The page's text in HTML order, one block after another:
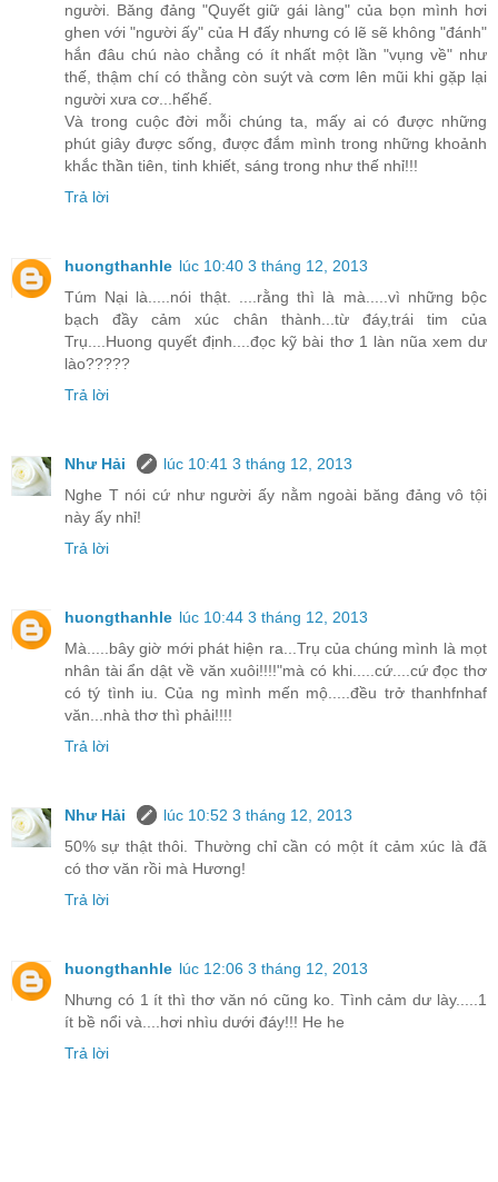
người. Băng đảng "Quyết giữ gái làng" của bọn mình hơi
ghen với "người ấy" của H đấy nhưng có lẽ sẽ không "đánh"
hắn đâu chú nào chẳng có ít nhất một lần "vụng về" như
thế, thậm chí có thằng còn suýt và cơm lên mũi khi gặp lại
người xưa cơ...hếhế.
Và trong cuộc đời mỗi chúng ta, mấy ai có được những
phút giây được sống, được đắm mình trong những khoảnh
khắc thần tiên, tinh khiết, sáng trong như thế nhỉ!!!
Trả lời
huongthanhle lúc 10:40 3 tháng 12, 2013
Túm Nại là.....nói thật. ....rằng thì là mà.....vì những bộc
bạch đầy cảm xúc chân thành...từ đáy,trái tim của
Trụ....Huong quyết định....đọc kỹ bài thơ 1 làn nũa xem dư
lào?????
Trả lời
Như Hải
lúc 10:41 3 tháng 12, 2013
Nghe T nói cứ như người ấy nằm ngoài băng đảng vô tội
này ấy nhỉ!
Trả lời
huongthanhle lúc 10:44 3 tháng 12, 2013
Mà.....bây giờ mới phát hiện ra...Trụ của chúng mình là mọt
nhân tài ẩn dật về văn xuôi!!!!"mà có khi.....cứ....cứ đọc thơ
có tý tình iu. Của ng mình mến mộ.....đều trở thanhfnhaf
văn...nhà thơ thì phải!!!!
Trả lời
Như Hải
lúc 10:52 3 tháng 12, 2013
50% sự thật thôi. Thường chỉ cần có một ít cảm xúc là đã
có thơ văn rồi mà Hương!
Trả lời
huongthanhle lúc 12:06 3 tháng 12, 2013
Nhưng có 1 ít thì thơ văn nó cũng ko. Tình cảm dư lày.....1
ít bề nổi và....hơi nhìu dưới đáy!!! He he
Trả lời